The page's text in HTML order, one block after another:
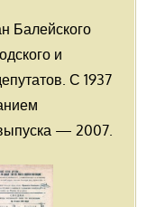
Балейского
и
С 1937
— 2007.